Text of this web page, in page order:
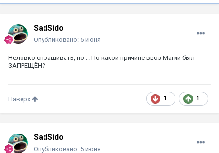
SadSido
Опубликовано: 5 июня
Неловко спрашивать, но ... По какой причине ввоз Магии был
ЗАПРЕЩЁН?
1 1
Наверх
SadSido
Опубликовано: 5 июня